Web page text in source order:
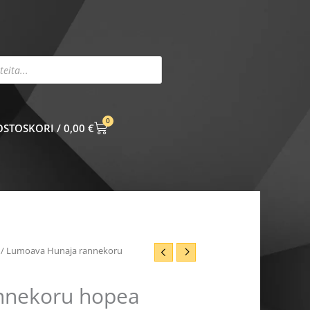
0,00 €
0
CART
/ Lumoava Hunaja rannekoru
hopea